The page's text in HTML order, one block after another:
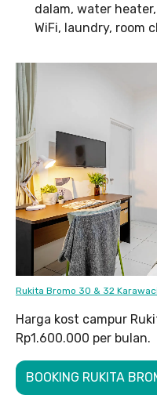
dalam, water
WiFi, laundry, room
Rukita Bromo 30 & 32 Karawaci
Harga kost campur
Rp1.600.000 per bulan.
BOOKING RUKITA